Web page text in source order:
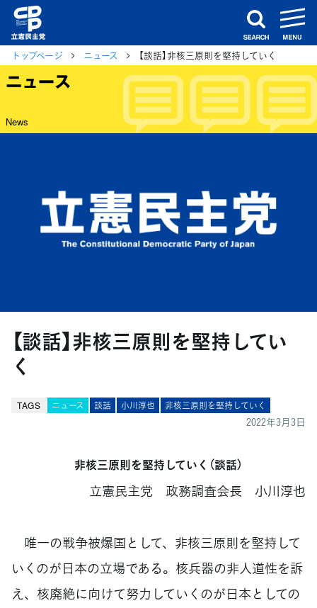
search
トップページ ニュース 【談話】非核三原則を堅持していく
ニュース
News
【談話】非核三原則を堅持してい
く
TAGS ニュース 談話 小川淳也 非核三原則を堅持していく
2022年3月3日
非核三原則を堅持していく（談話）
立憲民主党 政務調査会長 小川淳也
唯一の戦争被爆国として、非核三原則を堅持して
いくのが日本の立場である。核兵器の非人道性を訴
え、核廃絶に向けて努力していくのが日本としての